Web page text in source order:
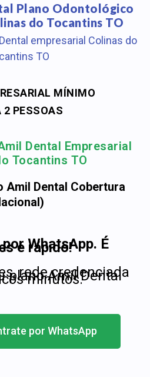
Plano Odontológico
do Tocantins TO
empresarial Colinas do
TO
MÍNIMO
2 PESSOAS
Dental Empresarial
Tocantins TO
Amil Dental Cobertura
WhatsApp. É
e rápido!
rede credenciada
plano Amil Dental
minutos.
por WhatsApp